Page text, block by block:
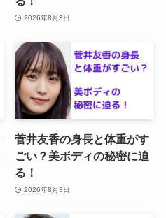
2026年8月3日
菅井友香の身長と体重がす
ごい？美ボディの秘密に迫
る！
2026年8月3日